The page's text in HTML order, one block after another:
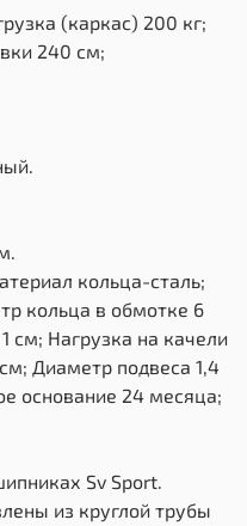
(каркас) 200 кг;
240 см;
кольца-сталь;
кольца в обмотке 6
см; Нагрузка на качели
Диаметр подвеса 1,4
основание 24 месяца;
Sv Sport.
из круглой трубы